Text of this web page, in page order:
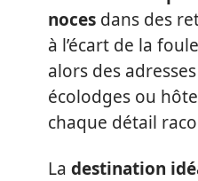
noces dans des
à l’écart de la
alors des
écolodges ou
chaque détail
La destination